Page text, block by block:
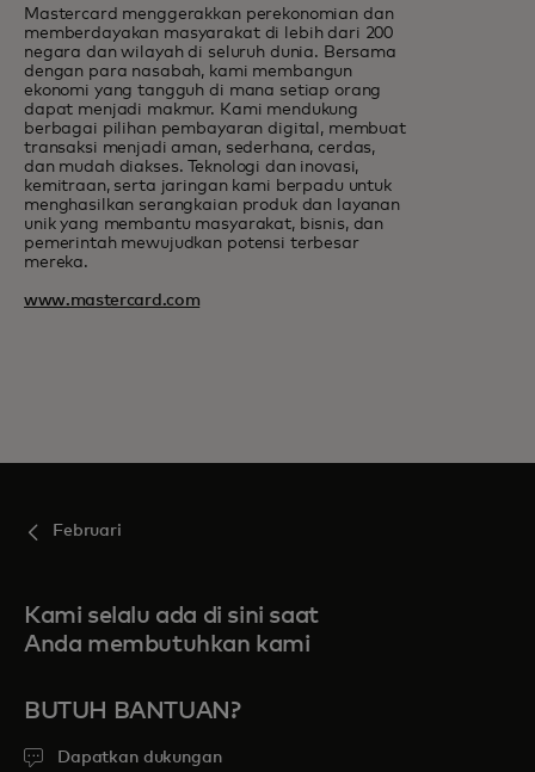
Mastercard menggerakkan perekonomian dan
memberdayakan masyarakat di lebih dari 200
negara dan wilayah di seluruh dunia. Bersama
dengan para nasabah, kami membangun
ekonomi yang tangguh di mana setiap orang
dapat menjadi makmur. Kami mendukung
berbagai pilihan pembayaran digital, membuat
transaksi menjadi aman, sederhana, cerdas,
dan mudah diakses. Teknologi dan inovasi,
kemitraan, serta jaringan kami berpadu untuk
menghasilkan serangkaian produk dan layanan
unik yang membantu masyarakat, bisnis, dan
pemerintah mewujudkan potensi terbesar
mereka.
www.mastercard.com
Februari
Kami selalu ada di sini saat
Anda membutuhkan kami
BUTUH BANTUAN?
Dapatkan dukungan